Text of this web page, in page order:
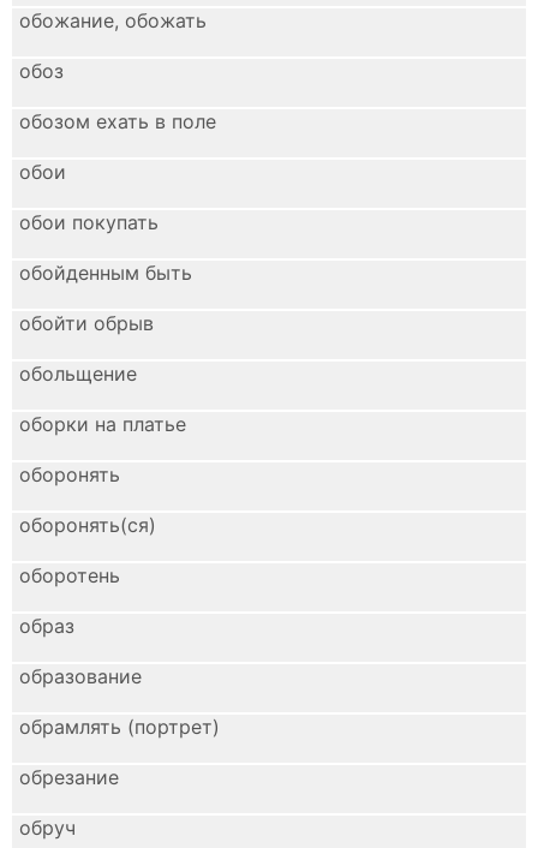
обожание, обожать
обоз
обозом ехать в поле
обои
обои покупать
обойденным быть
обойти обрыв
обольщение
оборки на платье
оборонять
оборонять(ся)
оборотень
образ
образование
обрамлять (портрет)
обрезание
обруч